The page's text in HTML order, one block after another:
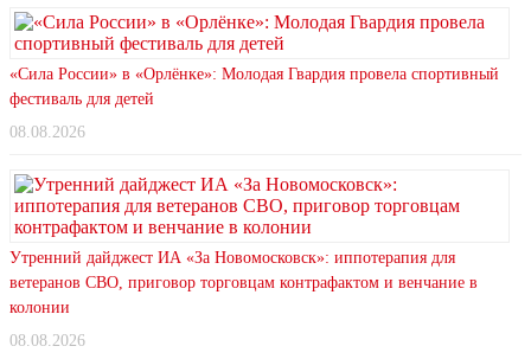
«Сила России» в «Орлёнке»: Молодая Гвардия провела спортивный
фестиваль для детей
08.08.2026
Утренний дайджест ИА «За Новомосковск»: иппотерапия для
ветеранов СВО, приговор торговцам контрафактом и венчание в
колонии
08.08.2026